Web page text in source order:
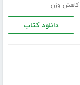
کاهش وزن
دانلود کتاب